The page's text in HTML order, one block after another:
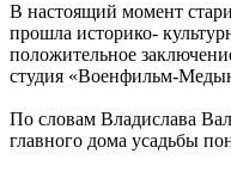
В настоящий момент
прошла историко-
положительное
студия «Военфильм-
По словам Владислава
главного дома усадьбы